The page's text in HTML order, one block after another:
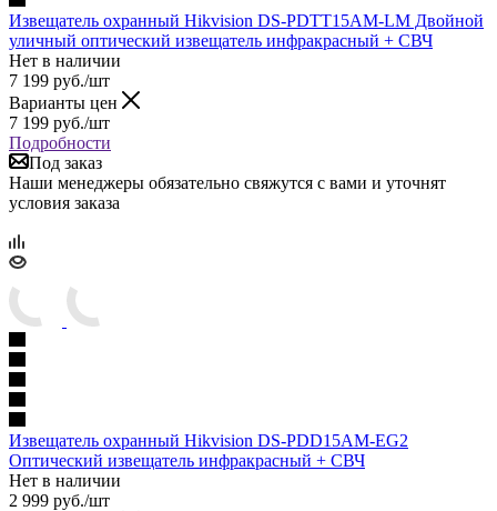
Извещатель охранный Hikvision DS-PDTT15AM-LM Двойной
уличный оптический извещатель инфракрасный + СВЧ
Нет в наличии
7 199 руб./шт
Варианты цен
7 199 руб./шт
Подробности
Под заказ
Наши менеджеры обязательно свяжутся с вами и уточнят
условия заказа
Извещатель охранный Hikvision DS-PDD15AM-EG2
Оптический извещатель инфракрасный + СВЧ
Нет в наличии
2 999 руб./шт